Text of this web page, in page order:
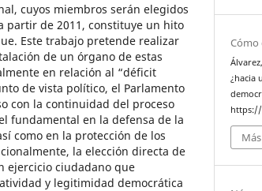
cuyos miembros serán elegidos
partir de 2011, constituye un hito
Este trabajo pretende realizar
de un órgano de estas
en relación al “déficit
de vista político, el Parlamento
con la continuidad del proceso
fundamental en la defensa de la
como en la protección de los
la elección directa de
ejercicio ciudadano que
y legitimidad democrática
Cómo
¿hacia
https://